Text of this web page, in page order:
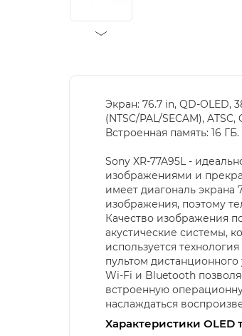
Экран: 76.7 in, QD-OLED,
(NTSC/PAL/SECAM),
Встроенная память: 16 ГБ.
Sony XR-77A95L -
изображениями и
имеет диагональ экрана
изображения, поэтому
Качество изображения
акустические системы,
используется
пультом
Wi-Fi и Bluetooth
встроенную
наслаждаться
Характеристики OLED